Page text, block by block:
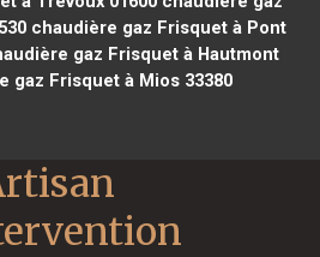
chaudière gaz Frisquet à Pont
gaz Frisquet à Hautmont
gaz Frisquet à Mios 33380